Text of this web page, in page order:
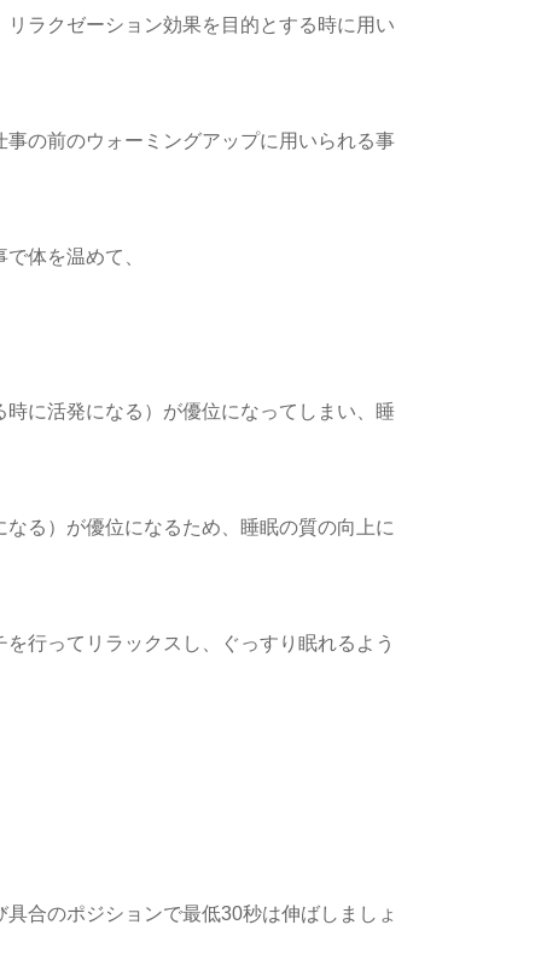
ラクゼーション効果を目的とする時に用い
の前のウォーミングアップに用いられる事
体を温めて、
に活発になる）が優位になってしまい、睡
る）が優位になるため、睡眠の質の向上に
行ってリラックスし、ぐっすり眠れるよう
合のポジションで最低30秒は伸ばしましょ